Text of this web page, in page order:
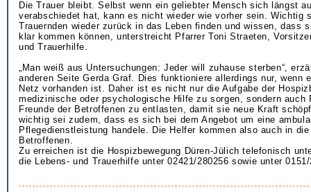
Die Trauer bleibt. Selbst wenn ein geliebter Mensch sich längst
verabschiedet hat, kann es nicht wieder wie vorher sein. Wichtig
Trauernden wieder zurück in das Leben finden und wissen, dass
klar kommen können, unterstreicht Pfarrer Toni Straeten,
und Trauerhilfe.
„Man weiß aus Untersuchungen: Jeder will zuhause sterben“,
anderen Seite Gerda Graf. Dies funktioniere allerdings nur, wenn
Netz vorhanden ist. Daher ist es nicht nur die Aufgabe der
medizinische oder psychologische Hilfe zu sorgen, sondern auch
Freunde der Betroffenen zu entlasten, damit sie neue Kraft
wichtig sei zudem, dass es sich bei dem Angebot um eine
Pflegedienstleistung handele. Die Helfer kommen also auch in
Betroffenen.
Zu erreichen ist die Hospizbewegung Düren-Jülich telefonisch
die Lebens- und Trauerhilfe unter 02421/280256 sowie unter